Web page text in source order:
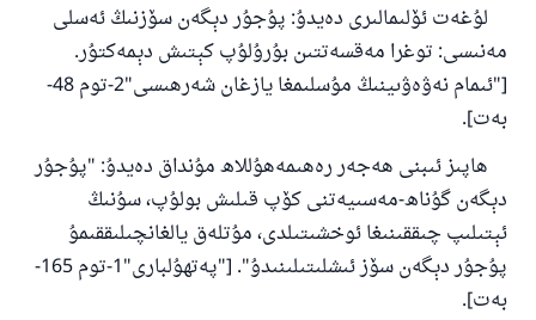
لۇغەت ئۆلىمالىرى دەيدۇ: پۇجۇر دېگەن سۆزنىڭ ئەسلى
مەنىسى: توغرا مەقسەتتىن بۇرۇلۇپ كېتىش دېمەكتۇر.
["ئىمام نەۋەۋىينىڭ مۇسلىمغا يازغان شەرھىسى"2-توم 48-
بەت].
ھاپىز ئىبنى ھەجەر رەھىمەھۇللاھ مۇنداق دەيدۇ: "پۇجۇر
دېگەن گۇناھ-مەسىيەتنى كۆپ قىلىش بولۇپ، سۇنىڭ
ئېتىلىپ چىققىنىغا ئوخشىتىلدى، مۇتلەق يالغانچىلىققىمۇ
پۇجۇر دېگەن سۆز ئىشلىتىلىنىدۇ". ["پەتھۇلبارى"1-توم 165-
بەت].